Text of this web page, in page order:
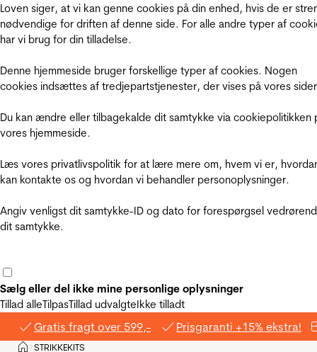
Loven siger, at vi kan genne cookies på din enhed, hvis de er
nødvendige for driften af denne side. For alle andre typer af
har vi brug for din tilladelse.
Denne hjemmeside bruger forskellige typer af cookies. Nogen
cookies indsættes af tredjepartstjenester, der vises på vores
Du kan ændre eller tilbagekalde dit samtykke via cookiepolitikken
vores hjemmeside.
Læs vores privatlivspolitik for at lære mere om, hvem vi er,
kan kontakte os og hvordan vi behandler personoplysninger.
Angiv venligst dit samtykke-ID og dato for forespørgsel
dit samtykke.
Sælg eller del ikke mine personlige oplysninger
Tillad alleTilpasTillad udvalgteIkke tilladt
Gratis fragt over 599,- Prisgaranti +15% ekstra!
Hjem
>STRIKKEKITS